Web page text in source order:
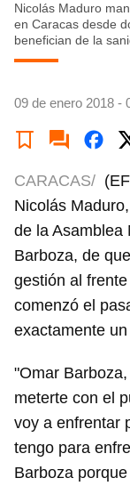
Nicolás Maduro
en Caracas desde
benefician de la
09 de enero 2018 -
CARACAS/
Nicolás
de la Asamblea
Barboza, de
gestión al
comenzó el
exactamente
"Omar
meterte con el
voy a enfrentar
tengo para
Barboza